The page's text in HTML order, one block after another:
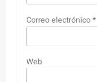
Correo electrónico*
Web